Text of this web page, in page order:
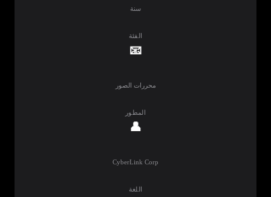
سنة
الفئة
📧
محررات الصور
المطور
👤
CyberLink Corp
اللغة